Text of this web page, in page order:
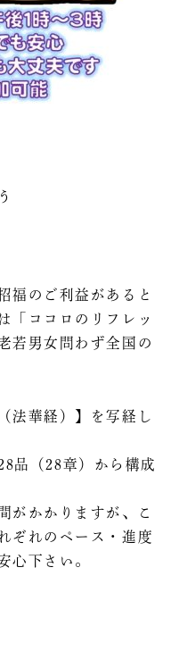
福のご利益があると
「ココロのリフレッ
若男女問わず全国の
法華経）】を写経し
品（28章）から構成
がかかりますが、こ
ぞれのペース・進度
心下さい。